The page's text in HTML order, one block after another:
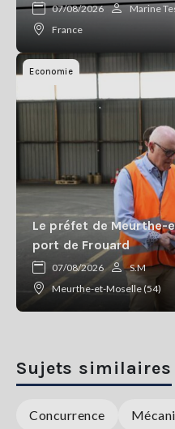
07/08/2026
Marine
France
Economie
Le préfet de Meurthe-
port de Frouard
07/08/2026
S.M
Meurthe-et-Moselle (54)
Sujets similaires
Concurrence